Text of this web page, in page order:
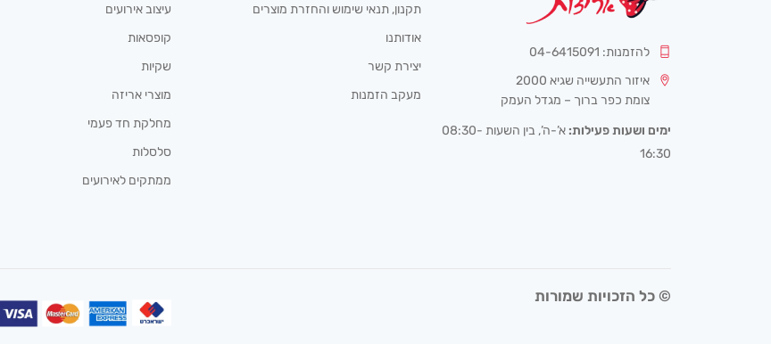
להזמנות: 04-6415091
איזור התעשייה שגיא 2000
צומת כפר ברוך – מגדל העמק
ימים ושעות פעילות:
א’-ה’, בין השעות 08:30-
16:30
תקנון, תנאי שימוש והחזרת מוצרים
אודותנו
יצירת קשר
מעקב הזמנות
עיצוב אירועים
קופסאות
שקיות
מוצרי אריזה
מחלקת חד פעמי
סלסלות
ממתקים לאירועים
© כל הזכויות שמורות